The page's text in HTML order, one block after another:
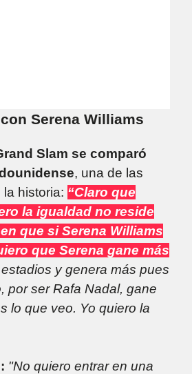
Serena Williams
Slam se comparó
, una de las
historia: “Claro que
la igualdad no reside
que si Serena Williams
que Serena gane más
y genera más pues
por ser Rafa Nadal, gane
lo que veo. Yo quiero la
"No quiero entrar en una